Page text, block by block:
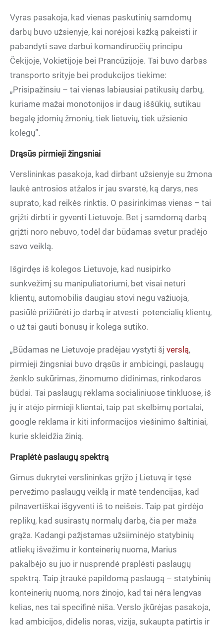
Vyras pasakoja, kad vienas paskutinių samdomų
darbų buvo užsienyje, kai norėjosi kažką pakeisti ir
pabandyti save darbui komandiruočių principu
Čekijoje, Vokietijoje bei Prancūzijoje. Tai buvo darbas
transporto srityje bei produkcijos tiekime:
„Prisipažinsiu – tai vienas labiausiai patikusių darbų,
kuriame mažai monotonijos ir daug iššūkių, sutikau
begalę įdomių žmonių, tiek lietuvių, tiek užsienio
kolegų”.
Drąsūs pirmieji žingsniai
Verslininkas pasakoja, kad dirbant užsienyje su žmona
laukė antrosios atžalos ir jau svarstė, ką darys, nes
suprato, kad reikės rinktis. O pasirinkimas vienas – tai
grįžti dirbti ir gyventi Lietuvoje. Bet į samdomą darbą
grįžti noro nebuvo, todėl dar būdamas svetur pradėjo
savo veiklą.
Išgirdęs iš kolegos Lietuvoje, kad nusipirko
sunkvežimį su manipuliatoriumi, bet visai neturi
klientų, automobilis daugiau stovi negu važiuoja,
pasiūlė prižiūrėti jo darbą ir atvesti potencialių klientų,
o už tai gauti bonusų ir kolega sutiko.
„Būdamas ne Lietuvoje pradėjau vystyti šį verslą,
pirmieji žingsniai buvo drąsūs ir ambicingi, paslaugų
ženklo sukūrimas, žinomumo didinimas, rinkodaros
būdai. Tai paslaugų reklama socialiniuose tinkluose, iš
jų ir atėjo pirmieji klientai, taip pat skelbimų portalai,
google reklama ir kiti informacijos viešinimo šaltiniai,
kurie skleidžia žinią.
Praplėtė paslaugų spektrą
Gimus dukrytei verslininkas grįžo į Lietuvą ir tęsė
pervežimo paslaugų veiklą ir matė tendencijas, kad
pilnavertiškai išgyventi iš to neišeis. Taip pat girdėjo
replikų, kad susirastų normalų darbą, čia per maža
grąža. Kadangi pažįstamas užsiiminėjo statybinių
atliekų išvežimu ir konteinerių nuoma, Marius
pakalbėjo su juo ir nusprendė praplėsti paslaugų
spektrą. Taip įtraukė papildomą paslaugą – statybinių
konteinerių nuomą, nors žinojo, kad tai nėra lengvas
kelias, nes tai specifinė niša. Verslo įkūrėjas pasakoja,
kad ambicijos, didelis noras, vizija, sukaupta patirtis ir